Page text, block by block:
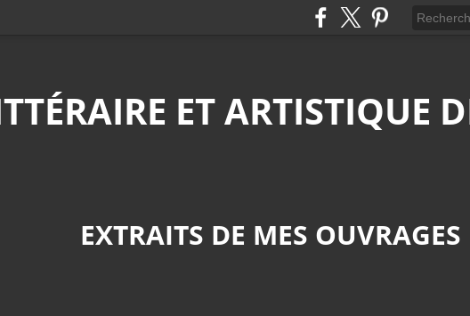
ET ARTISTIQUE
EXTRAITS DE MES OUVRAGES